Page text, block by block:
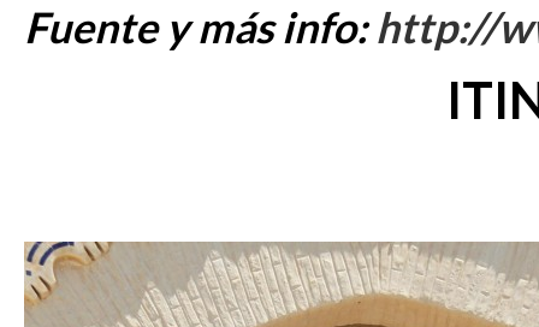
Fuente y más info:http://